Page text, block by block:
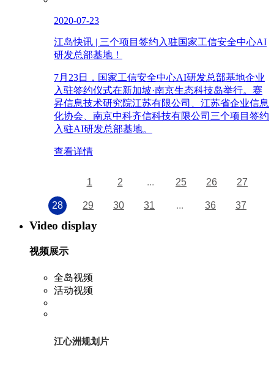
2020-07-23
江岛快讯 | 三个项目签约入驻国家工信安全中心AI
研发总部基地！
7月23日，国家工信安全中心AI研发总部基地企业
入驻签约仪式在新加坡·南京生态科技岛举行。赛
昇信息技术研究院江苏有限公司、江苏省企业信息
化协会、南京中科齐信科技有限公司三个项目签约
入驻AI研发总部基地。
查看详情
1 2 ... 25 26 27
28 29 30 31 ... 36 37
Video display
视频展示
全岛视频
活动视频
江心洲规划片